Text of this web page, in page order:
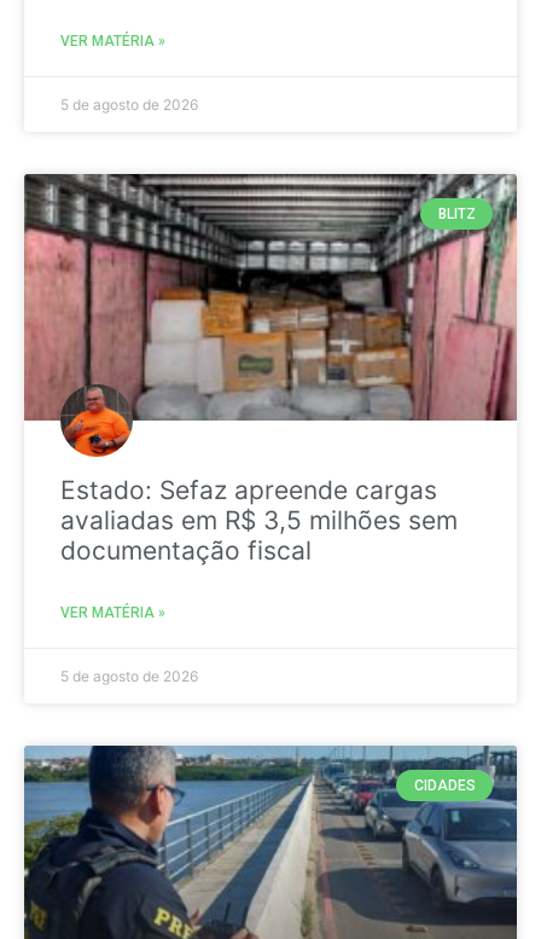
VER MATÉRIA »
5 de agosto de 2026
BLITZ
Estado: Sefaz apreende cargas
avaliadas em R$ 3,5 milhões sem
documentação fiscal
VER MATÉRIA »
5 de agosto de 2026
CIDADES